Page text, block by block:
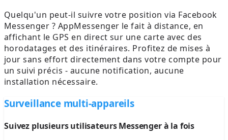
Quelqu'un peut-il suivre votre position via Facebook
Messenger ? AppMessenger le fait à distance, en
affichant le GPS en direct sur une carte avec des
horodatages et des itinéraires. Profitez de mises à
jour sans effort directement dans votre compte pour
un suivi précis - aucune notification, aucune
installation nécessaire.
Surveillance multi-appareils
Suivez plusieurs utilisateurs Messenger à la fois